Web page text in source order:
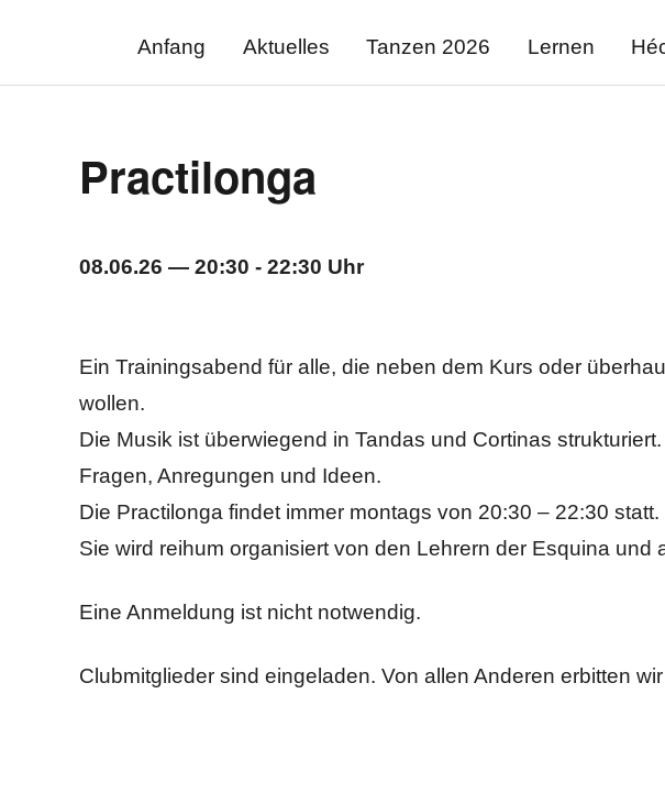
Anfang Aktuelles Tanzen 2026 Lernen
Practilonga
08.06.26 — 20:30 - 22:30 Uhr
Ein Trainingsabend für alle, die neben dem Kurs oder
wollen.
Die Musik ist überwiegend in Tandas und Cortinas
Fragen, Anregungen und Ideen.
Die Practilonga findet immer montags von 20:30 – 22:30 statt.
Sie wird reihum organisiert von den Lehrern der Esquina und
Eine Anmeldung ist nicht notwendig.
Clubmitglieder sind eingeladen. Von allen Anderen erbitten